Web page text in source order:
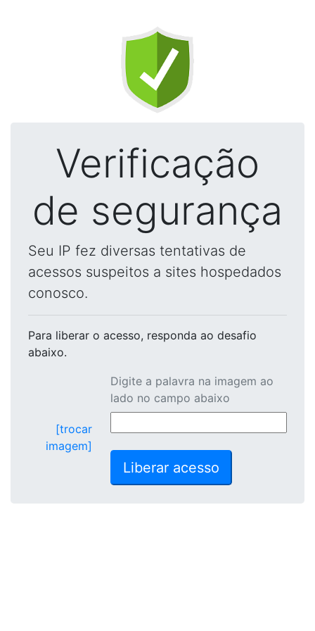
Verificação
de segurança
Seu IP fez diversas tentativas de
acessos suspeitos a sites hospedados
conosco.
Para liberar o acesso, responda ao desafio
abaixo.
[trocar
imagem]
Digite a palavra na imagem ao
lado no campo abaixo